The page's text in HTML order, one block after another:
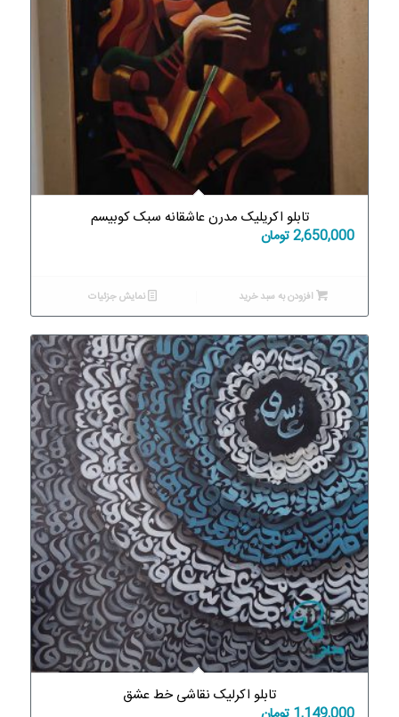
تابلو اکریلیک مدرن عاشقانه سبک کوبیسم
2,650,000تومان
افزودن به سبد خرید نمایش جزئیات
تابلو اکرلیک نقاشی خط عشق